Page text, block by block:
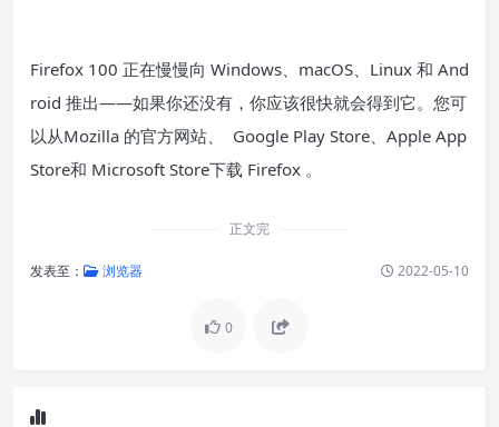
Firefox 100 正在慢慢向 Windows、macOS、Linux 和 And
roid 推出——如果你还没有，你应该很快就会得到它。您可
以从Mozilla 的官方网站、 Google Play Store、Apple App
Store和 Microsoft Store下载 Firefox 。
正文完
发表至： 浏览器 2022-05-10
0